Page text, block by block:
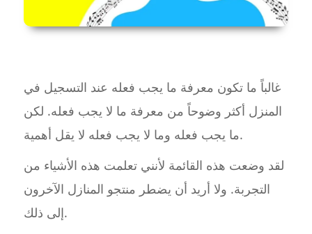
غالباً ما تكون معرفة ما يجب فعله عند التسجيل في
المنزل أكثر وضوحاً من معرفة ما لا يجب فعله. لكن
ما يجب فعله وما لا يجب فعله لا يقل أهمية.
لقد وضعت هذه القائمة لأنني تعلمت هذه الأشياء من
التجربة. ولا أريد أن يضطر منتجو المنازل الآخرون
إلى ذلك.